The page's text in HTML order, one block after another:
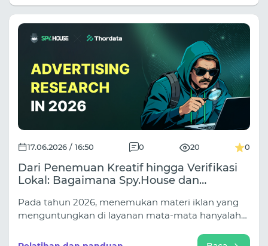
klasik semakin sering gagal saat bekerja dengan
situs web yang aman, dan kesalahan fatal apa
dalam pengaturan rotasi yang langsung terdeteksi
oleh otomatisasi.
17.06.2026 / 16:50 0 20 0
Dari Penemuan Kreatif hingga Verifikasi
Lokal: Bagaimana Spy.House dan
Tahun 2026
Pada tahun 2026, menemukan materi iklan yang
menguntungkan di layanan mata-mata hanyalah
mengarah ke halaman arahan, saluran penjualan,